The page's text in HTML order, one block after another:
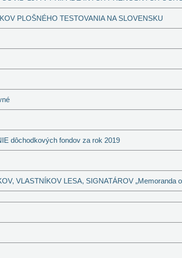
PLOŠNÉHO TESTOVANIA NA SLOVENSKU
dôchodkových fondov za rok 2019
VLASTNÍKOV LESA, SIGNATÁROV „Memoranda